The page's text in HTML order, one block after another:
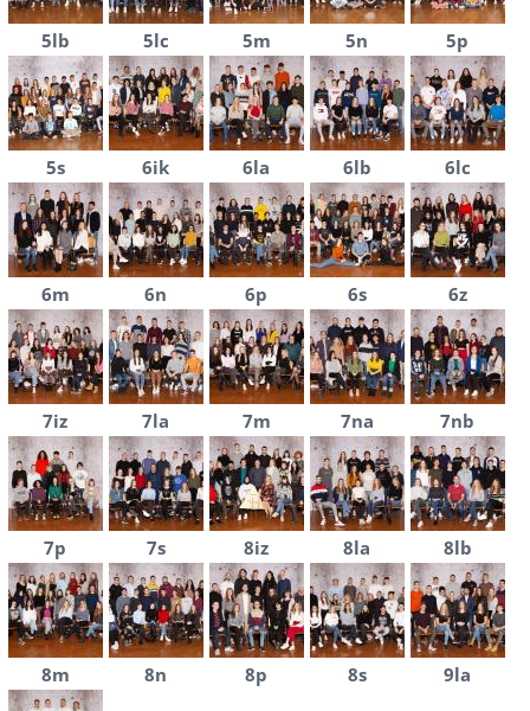
5lb 5lc 5m 5n 5p
5s 6ik 6la 6lb 6lc
6m 6n 6p 6s 6z
7iz 7la 7m 7na 7nb
7p 7s 8iz 8la 8lb
8m 8n 8p 8s 9la